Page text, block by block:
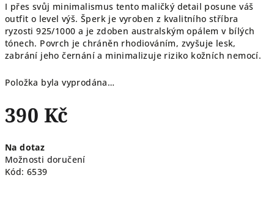
I přes svůj minimalismus tento maličký detail posune váš
outfit o level výš. Šperk je vyroben z kvalitního stříbra
ryzosti 925/1000 a je zdoben australským opálem v bílých
tónech. Povrch je chráněn rhodiováním, zvyšuje lesk,
zabrání jeho černání a minimalizuje riziko kožních nemocí.
Položka byla vyprodána…
390 Kč
cena:
Na dotaz
Možnosti doručení
Kód: 6539